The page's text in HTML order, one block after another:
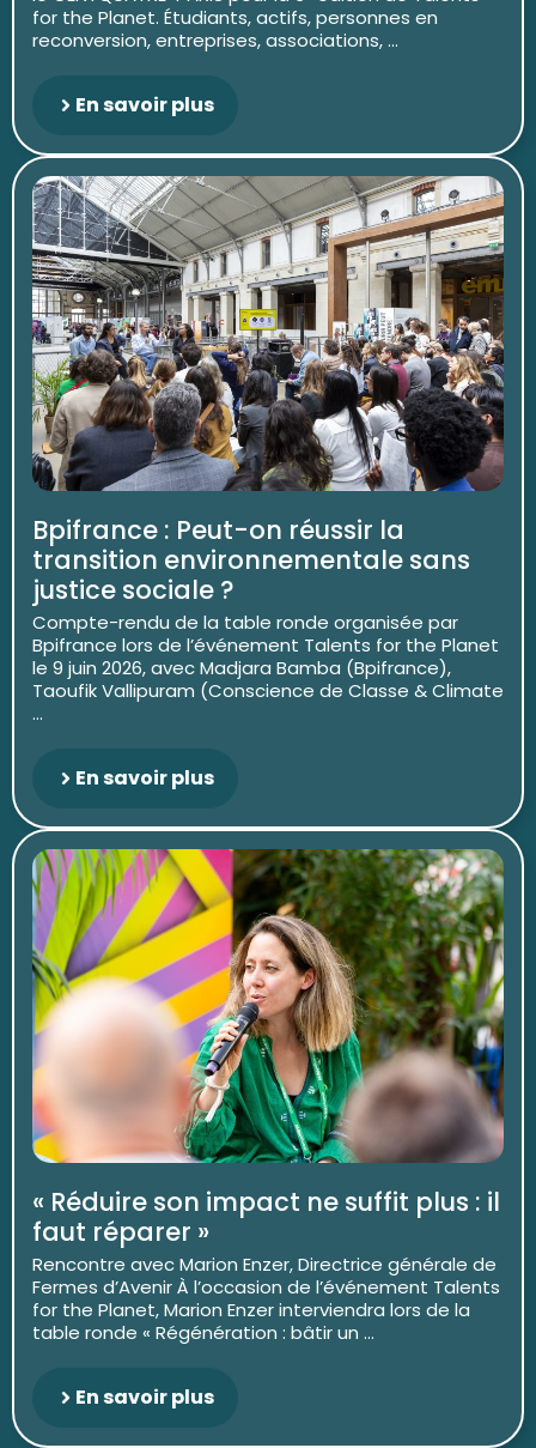
for the Planet. Étudiants, actifs, personnes en
reconversion, entreprises, associations, ...
En savoir plus
Bpifrance : Peut-on réussir la
transition environnementale sans
justice sociale ?
Compte-rendu de la table ronde organisée par
Bpifrance lors de l’événement Talents for the Planet
le 9 juin 2026, avec Madjara Bamba (Bpifrance),
Taoufik Vallipuram (Conscience de Classe & Climate
...
En savoir plus
« Réduire son impact ne suffit plus : il
faut réparer »
Rencontre avec Marion Enzer, Directrice générale de
Fermes d’Avenir À l’occasion de l’événement Talents
for the Planet, Marion Enzer interviendra lors de la
table ronde « Régénération : bâtir un ...
En savoir plus